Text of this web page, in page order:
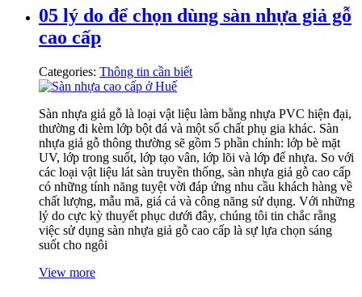
05 lý do để chọn dùng sàn nhựa giả gỗ
cao cấp
Categories: Thông tin cần biết
Sàn nhựa giả gỗ là loại vật liệu làm bằng nhựa PVC hiện đại,
thường đi kèm lớp bột đá và một số chất phụ gia khác. Sàn
nhựa giả gỗ thông thường sẽ gồm 5 phần chính: lớp bè mặt
UV, lớp trong suốt, lớp tạo vân, lớp lõi và lớp đế nhựa. So với
các loại vật liệu lát sàn truyền thống, sàn nhựa giả gỗ cao cấp
có những tính năng tuyệt vời đáp ứng nhu cầu khách hàng về
chất lượng, mẫu mã, giá cả và công năng sử dụng. Với những
lý do cực kỳ thuyết phục dưới đây, chúng tôi tin chắc rằng
việc sử dụng sàn nhựa giả gỗ cao cấp là sự lựa chọn sáng
suốt cho ngôi
View more